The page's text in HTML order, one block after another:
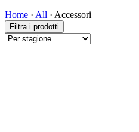
Home · All · Accessori
Filtra i prodotti